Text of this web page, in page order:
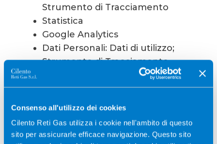
Consenso all'utilizzo dei cookies
Cilento Reti Gas utilizza i cookie nell'ambito di questo
sito per assicurarle efficace navigazione. Questo sito
Strumento di Tracciamento
Statistica
Google Analytics
Dati Personali: Dati di utilizzo;
Strumento di Tracciamento
Informazioni su come disattivare gli
interessi
Oltre a qualsiasi funzione di opt-out
fornita da uno qualsiasi dei servizi